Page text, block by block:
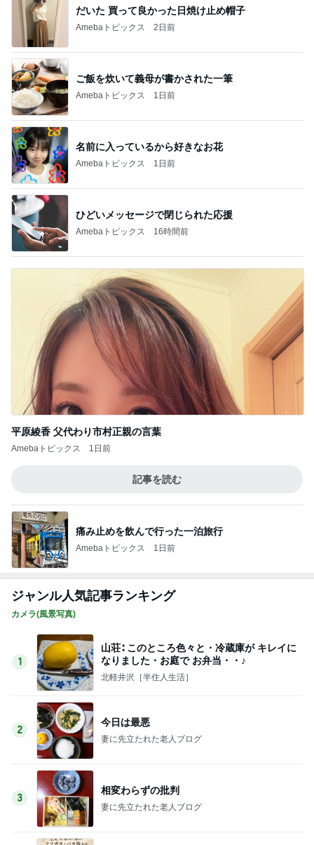
だいた 買って良かった日焼け止め帽子
Amebaトピックス 2日前
ご飯を炊いて義母が書かされた一筆
Amebaトピックス 1日前
名前に入っているから好きなお花
Amebaトピックス 1日前
ひどいメッセージで閉じられた応援
Amebaトピックス 16時間前
平原綾香 父代わり市村正親の言葉
Amebaトピックス 1日前
記事を読む
痛み止めを飲んで行った一泊旅行
Amebaトピックス 1日前
ジャンル人気記事ランキング
カメラ(風景写真)
1
山荘∶ このところ色々と・冷蔵庫が キレイに
なりました・お庭で お弁当・・♪
北軽井沢［半住人生活］
2
今日は最悪
妻に先立たれた老人ブログ
3
相変わらずの批判
妻に先立たれた老人ブログ